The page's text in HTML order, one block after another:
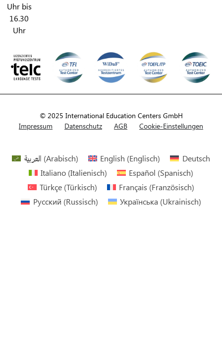
Uhr bis
16.30
Uhr
© 2025 International Education Centers GmbH
Impressum
Datenschutz AGB Cookie-Einstellungen
العربية (Arabisch) English (Englisch)
Deutsch
Italiano (Italienisch) Español (Spanisch)
Türkçe (Türkisch) Français (Französisch)
Русский (Russisch) Українська (Ukrainisch)